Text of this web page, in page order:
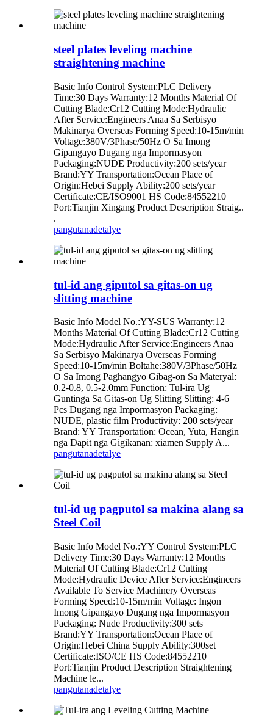
steel plates leveling machine
straightening machine
Basic Info Control System:PLC Delivery
Time:30 Days Warranty:12 Months Material Of
Cutting Blade:Cr12 Cutting Mode:Hydraulic
After Service:Engineers Anaa Sa Serbisyo
Makinarya Overseas Forming Speed:10-15m/min
Voltage:380V/3Phase/50Hz O Sa Imong
Gipangayo Dugang nga Impormasyon
Packaging:NUDE Productivity:200 sets/year
Brand:YY Transportation:Ocean Place of
Origin:Hebei Supply Ability:200 sets/year
Certificate:CE/ISO9001 HS Code:84552210
Port:Tianjin Xingang Product Description Straig..
.
pangutanadetalye
tul-id ang giputol sa gitas-on ug
slitting machine
Basic Info Model No.:YY-SUS Warranty:12
Months Material Of Cutting Blade:Cr12 Cutting
Mode:Hydraulic After Service:Engineers Anaa
Sa Serbisyo Makinarya Overseas Forming
Speed:10-15m/min Boltahe:380V/3Phase/50Hz
O Sa Imong Paghangyo Gibag-on Sa Materyal:
0.2-0.8, 0.5-2.0mm Function: Tul-ira Ug
Guntinga Sa Gitas-on Ug Slitting Slitting: 4-6
Pcs Dugang nga Impormasyon Packaging:
NUDE, plastic film Productivity: 200 sets/year
Brand: YY Transportation: Ocean, Yuta, Hangin
nga Dapit nga Gigikanan: xiamen Supply A...
pangutanadetalye
tul-id ug pagputol sa makina alang sa
Steel Coil
Basic Info Model No.:YY Control System:PLC
Delivery Time:30 Days Warranty:12 Months
Material Of Cutting Blade:Cr12 Cutting
Mode:Hydraulic Device After Service:Engineers
Available To Service Machinery Overseas
Forming Speed:10-15m/min Voltage: Ingon
Imong Gipangayo Dugang nga Impormasyon
Packaging: Nude Productivity:300 sets
Brand:YY Transportation:Ocean Place of
Origin:Hebei China Supply Ability:300set
Certificate:ISO/CE HS Code:84552210
Port:Tianjin Product Description Straightening
Machine le...
pangutanadetalye